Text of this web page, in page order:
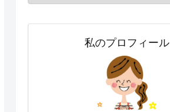
私のプロフィール